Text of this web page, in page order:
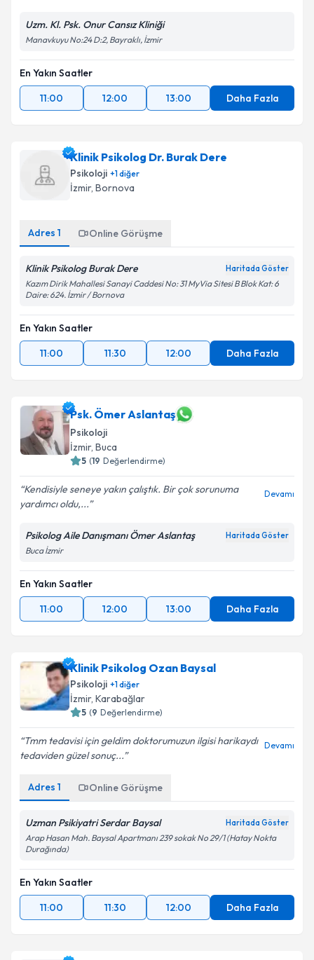
Uzm. Kl. Psk. Onur Cansız Kliniği
Manavkuyu No:24 D:2, Bayraklı, İzmir
En Yakın Saatler
11:00
12:00 13:00 Daha Fazla
Klinik Psikolog Dr. Burak Dere
Psikoloji +1diğer
İzmir, Bornova
Adres 1 Online Görüşme
Klinik Psikolog Burak Dere Haritada Göster
Kazım Dirik Mahallesi Sanayi Caddesi No: 31 MyVia Sitesi B Blok Kat: 6
Daire: 624. İzmir / Bornova
En Yakın Saatler
11:00
11:30 12:00 Daha Fazla
Psk. Ömer Aslantaş
Psikoloji
İzmir, Buca
5 (19 Değerlendirme)
Kendisiyle seneye yakın çalıştık. Bir çok sorunuma
yardımcı oldu,...
Devamı
Psikolog Aile Danışmanı Ömer Aslantaş Haritada Göster
Buca İzmir
En Yakın Saatler
11:00
12:00 13:00 Daha Fazla
Klinik Psikolog Ozan Baysal
Psikoloji +1diğer
İzmir, Karabağlar
5 (9 Değerlendirme)
Tmm tedavisi için geldim doktorumuzun ilgisi harikaydı
tedaviden güzel sonuç...
Devamı
Adres 1 Online Görüşme
Uzman Psikiyatri Serdar Baysal Haritada Göster
Arap Hasan Mah. Baysal Apartmanı 239 sokak No 29/1 (Hatay Nokta
Durağında)
En Yakın Saatler
11:00
11:30 12:00 Daha Fazla